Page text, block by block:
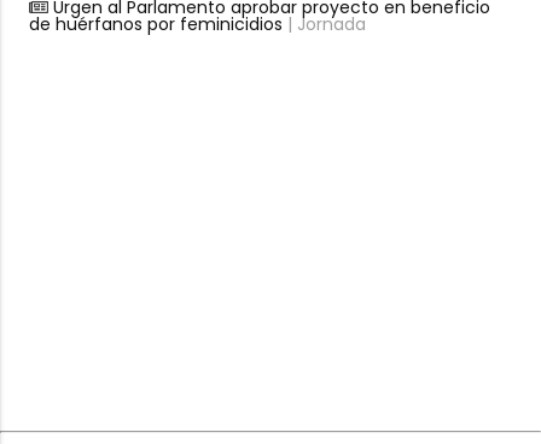
Urgen al Parlamento aprobar proyecto en beneficio
de huérfanos por feminicidios | Jornada